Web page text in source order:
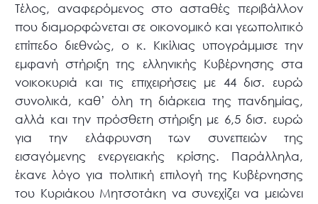
Τέλος, αναφερόμενος στο ασταθές περιβάλλον
που διαμορφώνεται σε οικονομικό και γεωπολιτικό
επίπεδο διεθνώς, ο κ. Κικίλιας υπογράμμισε την
εμφανή στήριξη της ελληνικής Κυβέρνησης στα
νοικοκυριά και τις επιχειρήσεις με 44 δισ. ευρώ
συνολικά, καθ’ όλη τη διάρκεια της πανδημίας,
αλλά και την πρόσθετη στήριξη με 6,5 δισ. ευρώ
για την ελάφρυνση των συνεπειών της
εισαγόμενης ενεργειακής κρίσης. Παράλληλα,
έκανε λόγο για πολιτική επιλογή της Κυβέρνησης
του Κυριάκου Μητσοτάκη να συνεχίζει να μειώνει